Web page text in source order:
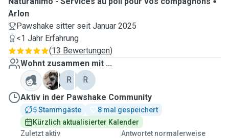
Arlon
Pawshake sitter seit Januar 2025
<1 Jahr Erfahrung
(13 Bewertungen)
Wohnt zusammen mit ...
R
R
R
Aktiv in der Pawshake Community
5 Stammgäste
8 mal gespeichert
Kürzlich aktualisierter Kalender
Zuletzt aktiv
Antwortet normalerweise